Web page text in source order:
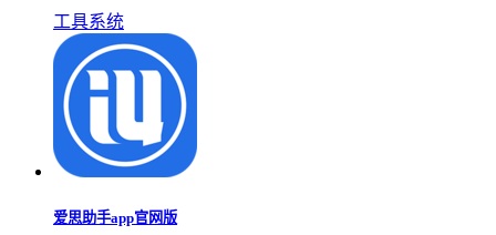
工具系统
爱思助手app官网版